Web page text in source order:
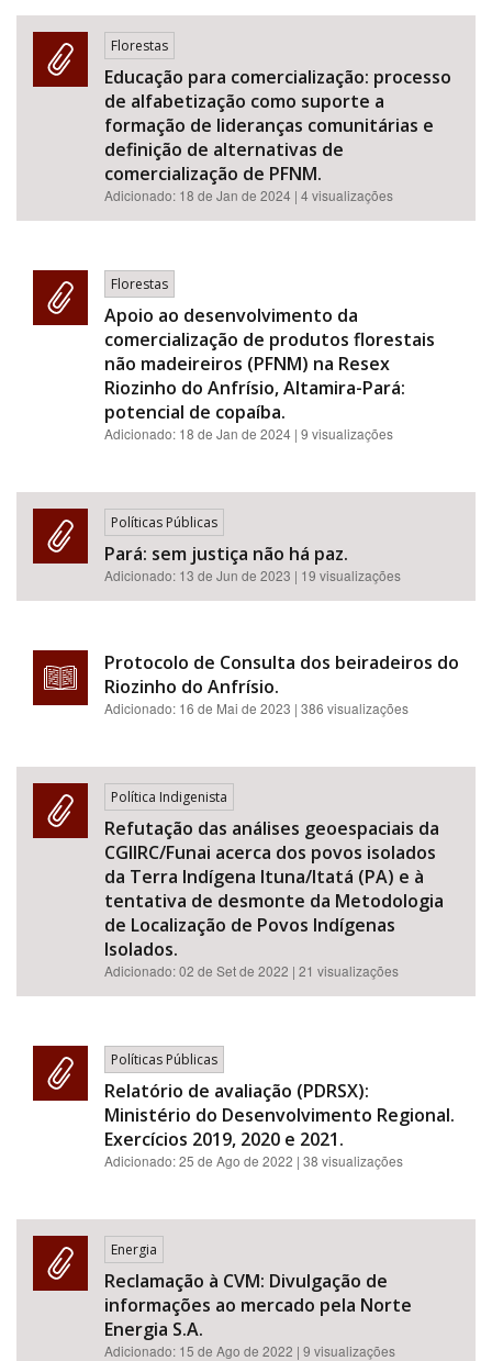
Florestas
Educação para comercialização: processo
de alfabetização como suporte a
formação de lideranças comunitárias e
definição de alternativas de
comercialização de PFNM.
Adicionado: 18 de Jan de 2024 | 4 visualizações
Florestas
Apoio ao desenvolvimento da
comercialização de produtos florestais
não madeireiros (PFNM) na Resex
Riozinho do Anfrísio, Altamira-Pará:
potencial de copaíba.
Adicionado: 18 de Jan de 2024 | 9 visualizações
Políticas Públicas
Pará: sem justiça não há paz.
Adicionado: 13 de Jun de 2023 | 19 visualizações
Protocolo de Consulta dos beiradeiros do
Riozinho do Anfrísio.
Adicionado: 16 de Mai de 2023 | 386 visualizações
Política Indigenista
Refutação das análises geoespaciais da
CGIIRC/Funai acerca dos povos isolados
da Terra Indígena Ituna/Itatá (PA) e à
tentativa de desmonte da Metodologia
de Localização de Povos Indígenas
Isolados.
Adicionado:02 de Set de 2022 | 21 visualizações
Políticas Públicas
Relatório de avaliação (PDRSX):
Ministério do Desenvolvimento Regional.
Exercícios 2019, 2020 e 2021.
Adicionado:25 de Ago de 2022 | 38 visualizações
Energia
Reclamação à CVM: Divulgação de
informações ao mercado pela Norte
Energia S.A.
Adicionado: 15 de Ago de 2022 | 9 visualizações